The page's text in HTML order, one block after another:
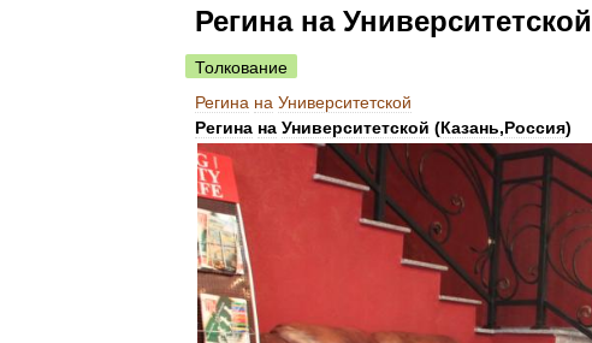
Регина на Университетской
Толкование
Регина на Университетской
Регина на Университетской (Казань,Россия)